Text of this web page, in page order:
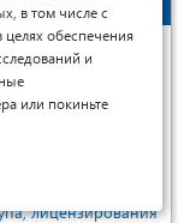
лицензирования
в том числе с
обеспечения
и
или покиньте